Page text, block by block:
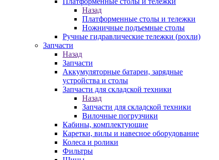
Назад
Платформенные столы и тележки
Ножничные подъемные столы
Ручные гидравлические тележки (рохли)
Запчасти
Назад
Запчасти
Аккумуляторные батареи, зарядные
устройства и столы
Запчасти для складской техники
Назад
Запчасти для складской техники
Вилочные погрузчики
Кабины, комплектующие
Каретки, вилы и навесное оборудование
Колеса и ролики
Фильтры